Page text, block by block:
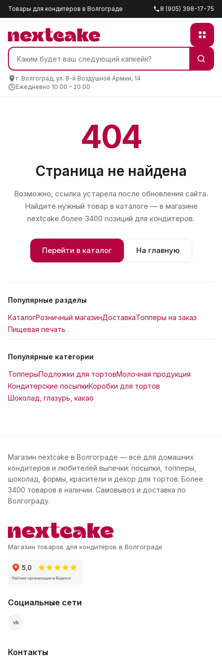
Товары для кондитеров в Волгограде 8 (905) 398-17-75
г. Волгоград, ул. 8-й Воздушной Армии, 14
Ежедневно 10:00 – 20:00
404
Страница не найдена
Возможно, ссылка устарела после обновления сайта.
Найдите нужный товар в каталоге — в магазине
nextcake более 3400 позиций для кондитеров.
Перейти в каталог На главную
Популярные разделы
КаталогРозничный магазинДоставкаТопперы на заказ
Пищевая печать
Популярные категории
ТопперыПодложки для тортовМолочная продукция
Кондитерские посыпкиКоробки для тортов
Шоколад, глазурь, какао
Магазин nextcake в Волгограде — всё для домашних
кондитеров и любителей выпечки: посыпки, топперы,
шоколад, формы, красители и декор для тортов. Более
3400 товаров в наличии. Самовывоз и доставка по
Волгограду.
Магазин товаров для кондитеров в Волгограде
Социальные сети
vk
Контакты